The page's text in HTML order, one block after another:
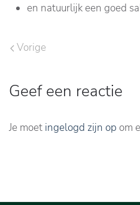
en natuurlijk een goed
Vorige
Geef een reactie
Je moet ingelogd zijn op om